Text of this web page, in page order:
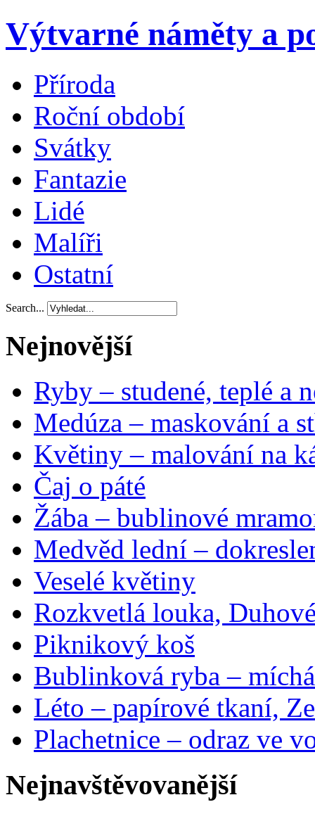
Výtvarné náměty a
Příroda
Roční období
Svátky
Fantazie
Lidé
Malíři
Ostatní
Search...
Nejnovější
Ryby – studené, teplé a
Medúza – maskování a
Květiny – malování na
Čaj o páté
Žába – bublinové
Medvěd lední –
Veselé květiny
Rozkvetlá louka,
Piknikový koš
Bublinková ryba –
Léto – papírové tkaní,
Plachetnice – odraz ve
Nejnavštěvovanější